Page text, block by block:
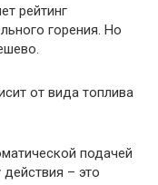
рейтинг
горения. Но
от вида топлива
подачей
– это